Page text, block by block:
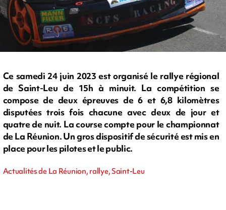
Ce samedi 24 juin 2023 est organisé le rallye régional
de Saint-Leu de 15h à minuit. La compétition se
compose de deux épreuves de 6 et 6,8 kilomètres
disputées trois fois chacune avec deux de jour et
quatre de nuit. La course compte pour le championnat
de La Réunion. Un gros dispositif de sécurité est mis en
place pour les pilotes et le public.
Actualités de La Réunion, rallye, Saint-Leu